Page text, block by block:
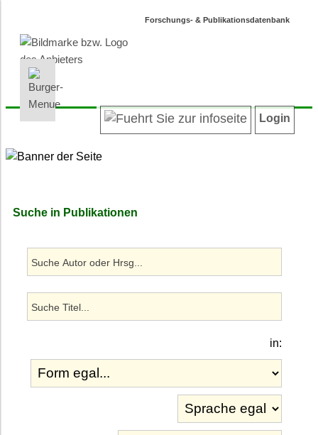
Forschungs- & Publikationsdatenbank
INFORMATIONEN | SUCHEN
Autoren/innenverzeichnis
Datenschutz
Impressum
LOGIN
Login
Suche in Publikationen
in: